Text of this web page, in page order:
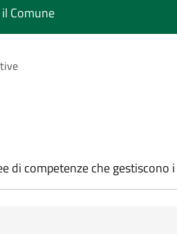
Comune
di competenze che gestiscono